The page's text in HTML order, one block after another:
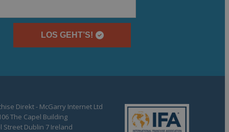
LOS GEHT’S!
Direkt - McGarry Internet Ltd
The Capel Building
Street Dublin 7 Ireland